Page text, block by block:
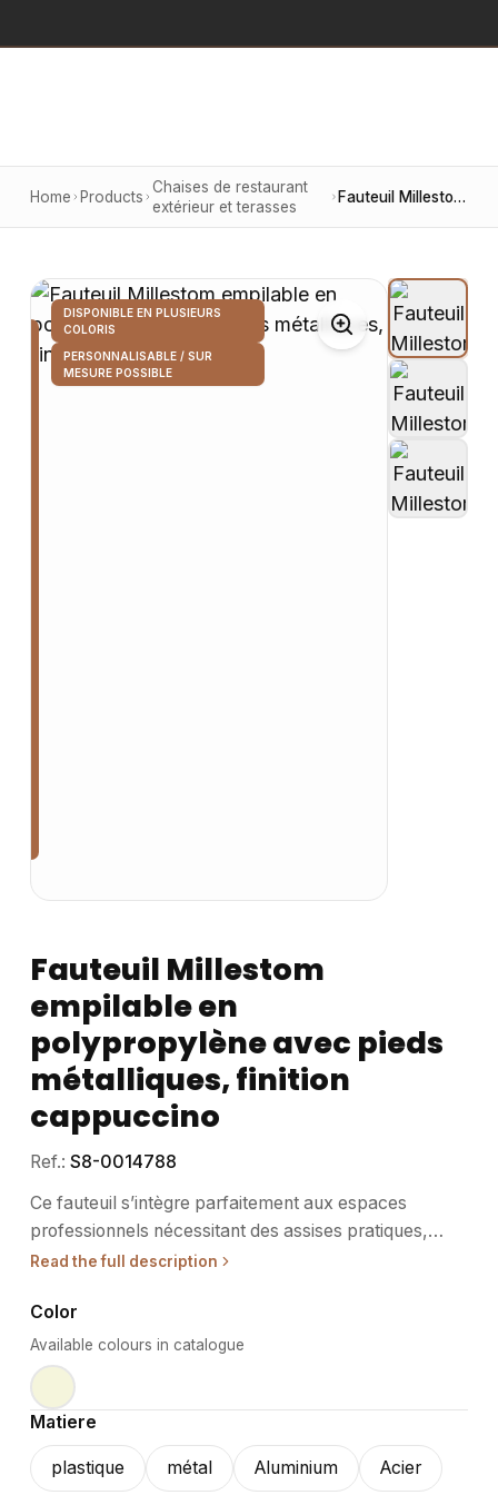
Home Products
Chaises de restaurant
extérieur et terasses
Fauteuil Millestom empilable en polypropylène avec pieds métalliques, finition cappuccino
DISPONIBLE EN PLUSIEURS
COLORIS
PERSONNALISABLE / SUR
MESURE POSSIBLE
Fauteuil Millestom
empilable en
polypropylène avec pieds
métalliques, finition
cappuccino
Ref.: S8-0014788
Ce fauteuil s’intègre parfaitement aux espaces
professionnels nécessitant des assises pratiques,
durables et faciles à entretenir, comme les
événements. • Usage / destination : Pensé pour un
usage intérieur et extérieur, ce fauteuil convient
particulièrement aux secteurs de la restauration, de
l’hôtellerie et de l’événementiel. Sa conception
empilable facilite le rangement et optimise l’espace.
Adapté aux environnements professionnels, il offre
confort et robustesse pour un usage intensif au
Read the full description
Color
Available colours in catalogue
Matiere
plastique métal Aluminium Acier